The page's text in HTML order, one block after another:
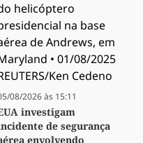
08/2026 às 15:11
investigam
de segurança
envolvendo